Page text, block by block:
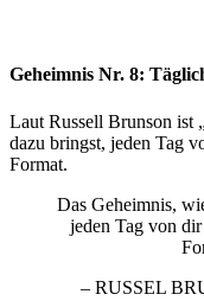
Geheimnis Nr. 8:
Laut Russell Brunson ist
dazu bringst, jeden Tag
Format.
Das Geheimnis,
jeden Tag von
– RUSSEL